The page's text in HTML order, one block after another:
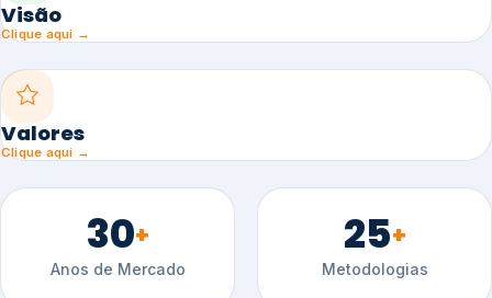
Visão
Clique aqui →
Valores
Clique aqui →
30+
Anos de Mercado
25+
Metodologias